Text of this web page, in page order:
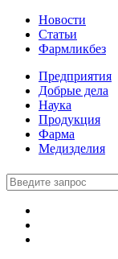
Новости
Статьи
Фармликбез
Предприятия
Добрые дела
Наука
Продукция
Фарма
Медизделия